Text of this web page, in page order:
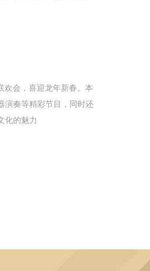
欢会，喜迎龙年新春。本
演奏等精彩节目，同时还
化的魅力